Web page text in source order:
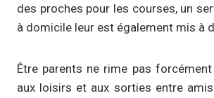
des proches pour les courses, un
à domicile leur est également mis à
Être parents ne rime pas
aux loisirs et aux sorties entre